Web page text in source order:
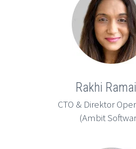
Rakhi
CTO & Direktor
(Ambit